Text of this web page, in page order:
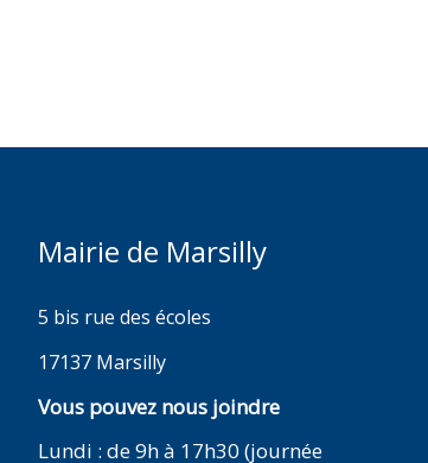
Mairie de Marsilly
5 bis rue des écoles
17137 Marsilly
Vous pouvez nous joindre
Lundi : de 9h à 17h30 (journée